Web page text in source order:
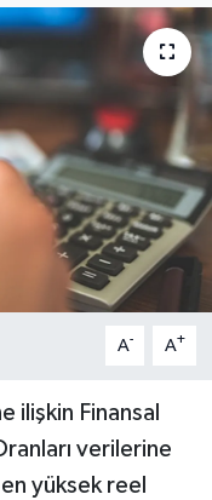
A- A+
ilişkin Finansal
verilerine
yüksek reel